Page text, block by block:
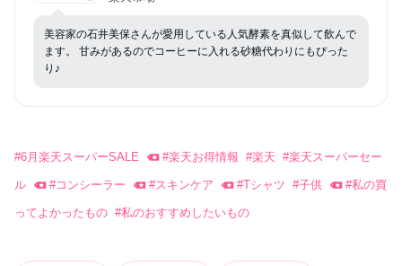
美容家の石井美保さんが愛用している人気酵素を真似して飲んで
ます。 甘みがあるのでコーヒーに入れる砂糖代わりにもぴった
り♪
#6月楽天スーパーSALE #楽天お得情報 #楽天 #楽天スーパーセー
ル #コンシーラー #スキンケア #Tシャツ #子供 #私の買
ってよかったもの #私のおすすめしたいもの